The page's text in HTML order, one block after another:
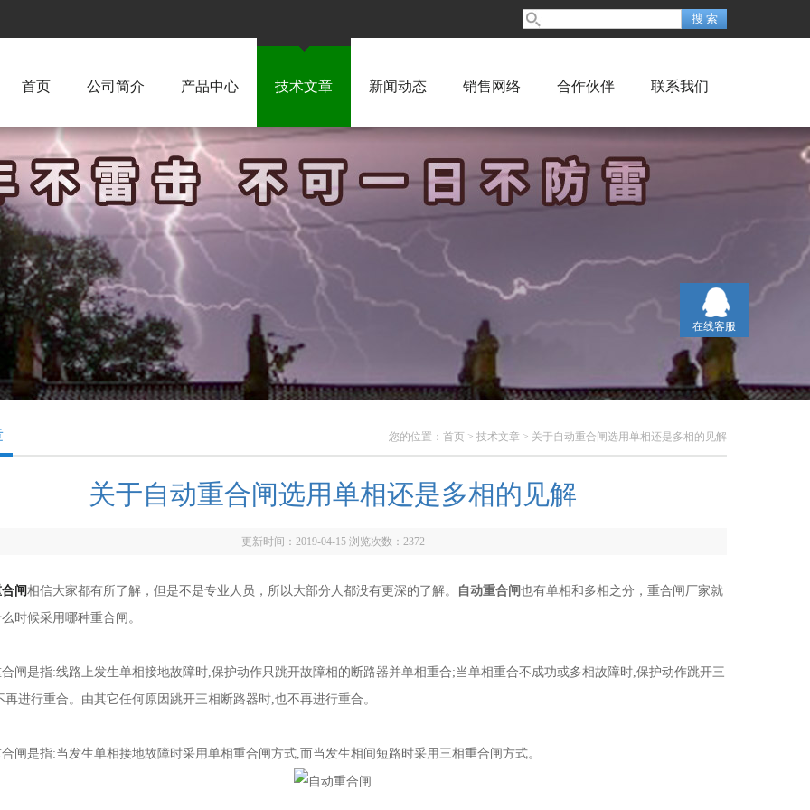
首页 公司简介 产品中心 技术文章 新闻动态 销售网络 合作伙伴 联系我们
您的位置： 首页 > 技术文章 > 关于自动重合闸选用单相还是多相的见解
关于自动重合闸选用单相还是多相的见解
更新时间：2019-04-15 浏览次数： 2372
闸相信大家都有所了解，但是不是专业人员，所以大部分人都没有更深的了解。 自动重合闸也有单相和多相之分，重合闸厂家就
时候采用哪种重合闸。
是指:线路上发生单相接地故障时,保护动作只跳开故障相的断路器并单相重合;当单相重合不成功或多相故障时,保护动作跳开三
再进行重合。由其它任何原因跳开三相断路器时,也不再进行重合。
是指:当发生单相接地故障时采用单相重合闸方式,而当发生相间短路时采用三相重合闸方式。
在线客服